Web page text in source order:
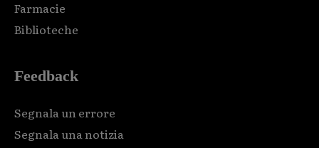
Farmacie
Biblioteche
Feedback
Segnala un errore
Segnala una notizia